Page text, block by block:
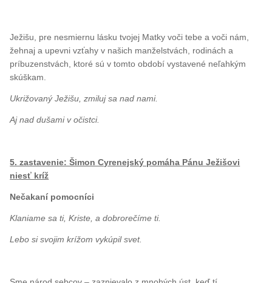
Ježišu, pre nesmiernu lásku tvojej Matky voči tebe a voči nám,
žehnaj a upevni vzťahy v našich manželstvách, rodinách a
príbuzenstvách, ktoré sú v tomto období vystavené neľahkým
skúškam.
Ukrižovaný Ježišu, zmiluj sa nad nami.
Aj nad dušami v očistci.
5. zastavenie: Šimon Cyrenejský pomáha Pánu Ježišovi
niesť kríž
Nečakaní pomocníci
Klaniame sa ti, Kriste, a dobrorečíme ti.
Lebo si svojim krížom vykúpil svet.